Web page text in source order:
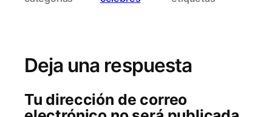
Deja una respuesta
Tu dirección de correo